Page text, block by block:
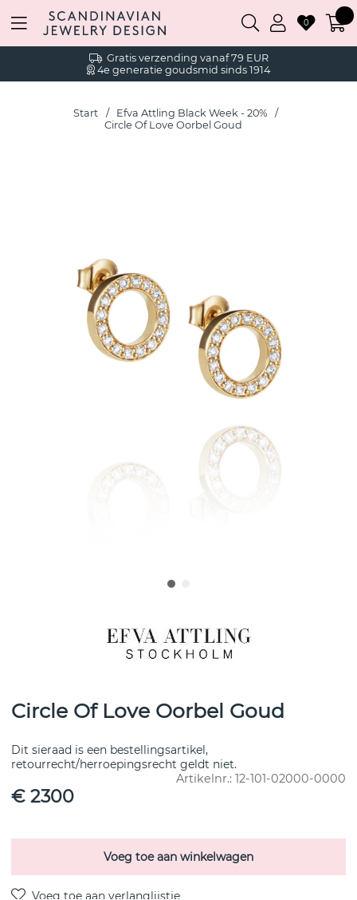
Gratis verzending vanaf 79 EUR
4e generatie goudsmid sinds 1914
0
Start
Efva Attling Black Week - 20%
Circle Of Love Oorbel Goud
Circle Of Love Oorbel Goud
Dit sieraad is een bestellingsartikel,
retourrecht/herroepingsrecht geldt niet.
Artikelnr.: 12-101-02000-0000
€ 2300
Voeg toe aan winkelwagen